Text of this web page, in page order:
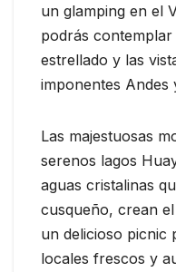
un glamping en el
podrás
estrellado y las
imponentes Andes
Las majestuosas
serenos lagos
aguas cristalinas
cusqueño, crean
un delicioso picnic
locales frescos y